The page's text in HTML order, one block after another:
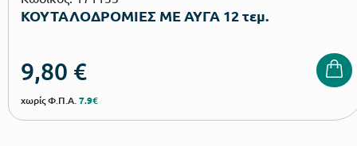
ΚΟΥΤΑΛΟΔΡΟΜΙΕΣ ΜΕ ΑΥΓΑ 12 τεμ.
9,80 €
χωρίς Φ.Π.Α.7.9€